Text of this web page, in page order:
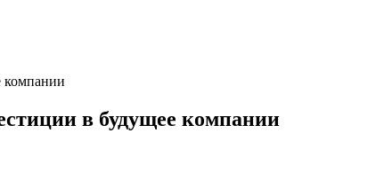
компании
в будущее компании